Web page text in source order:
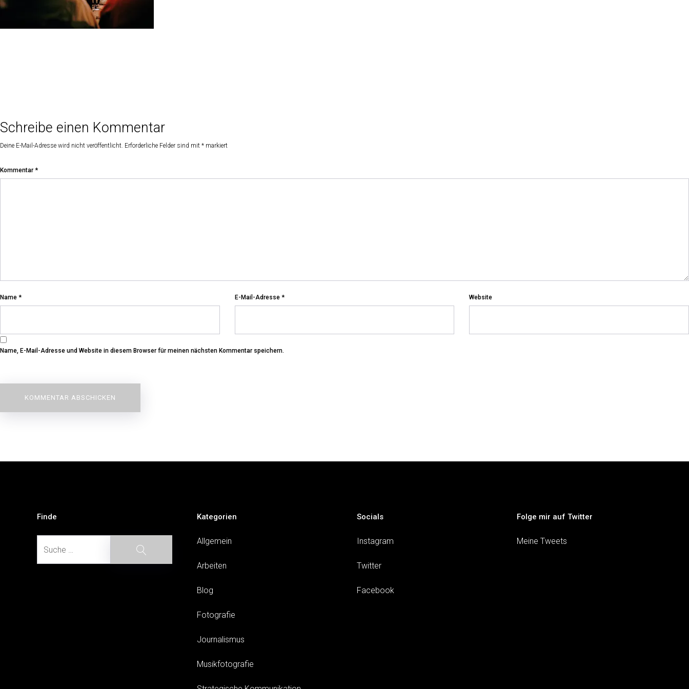
Schreibe einen Kommentar
Deine E-Mail-Adresse wird nicht veröffentlicht. Erforderliche Felder sind mit * markiert
Kommentar *
Name * E-Mail-Adresse * Website
Name, E-Mail-Adresse und Website in diesem Browser für meinen nächsten Kommentar speichern.
Finde
Suche
Kategorien
Allgemein
Arbeiten
Blog
Fotografie
Journalismus
Musikfotografie
Socials
Instagram
Twitter
Facebook
Folge mir auf Twitter
Meine Tweets